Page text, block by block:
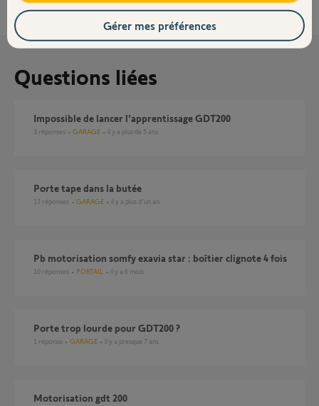
Questions liées
impossible de lancer l'apprentissage GDT200
3 réponses GARAGE il y a plus de 5 ans
porte tape dans la butée
13 réponses GARAGE il y a plus d'un an
Pb motorisation somfy exavia star : boîtier clignote 4 fois
10 réponses PORTAIL il y a 6 mois
Porte trop lourde pour GDT200 ?
1 réponse GARAGE il y a presque 7 ans
motorisation gdt 200
Gérer mes préférences